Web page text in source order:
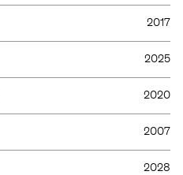
2017
2025
2020
2007
2028